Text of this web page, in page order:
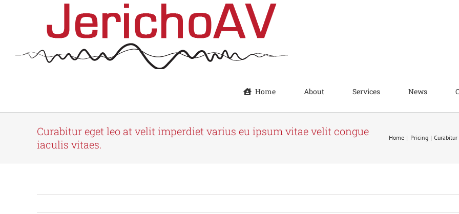
Home About Services News
Curabitur eget leo at velit imperdiet varius eu ipsum vitae velit congue
iaculis vitaes.
Home Pricing